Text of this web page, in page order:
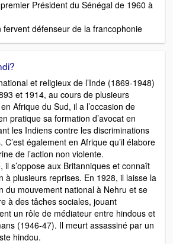
Président du Sénégal de 1960 à
fervent défenseur de la francophonie
et religieux de l’Inde (1869-1948)
et 1914, au cours de plusieurs
Afrique du Sud, il a l’occasion de
pratique sa formation d’avocat en
les Indiens contre les discriminations
C’est également en Afrique qu’il élabore
de l’action non violente.
il s’oppose aux Britanniques et connaît
à plusieurs reprises. En 1928, il laisse la
du mouvement national à Nehru et se
à des tâches sociales, jouant
un rôle de médiateur entre hindous et
(1946-47). Il meurt assassiné par un
hindou.